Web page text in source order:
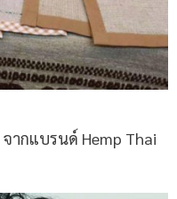
จากแบรนด์ Hemp Thai